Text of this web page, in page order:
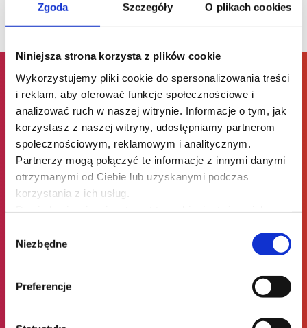
Zgoda Szczegóły O plikach cookies
Niniejsza strona korzysta z plików cookie
Wykorzystujemy pliki cookie do spersonalizowania treści
i reklam, aby oferować funkcje społecznościowe i
analizować ruch w naszej witrynie. Informacje o tym, jak
korzystasz z naszej witryny, udostępniamy partnerom
społecznościowym, reklamowym i analitycznym.
Partnerzy mogą połączyć te informacje z innymi danymi
otrzymanymi od Ciebie lub uzyskanymi podczas
korzystania z ich usług.
przetwarzamy dane osobowe w ramach
zgody
Niezbędne
Preferencje
Dlaczego my?
Więcej praktyki, mniej teorii